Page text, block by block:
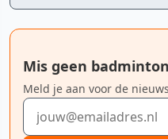
Mis geen
Meld je aan voor de
E-mailadres